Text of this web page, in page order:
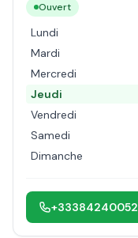
Ouvert
Lundi
Mardi
Mercredi
Jeudi
Vendredi
Samedi
Dimanche
+33384240052